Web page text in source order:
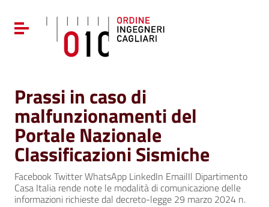
Vai al menu di navigazione
Vai al footer
Attiva / disattiva la navigazione
Prassi in caso di
malfunzionamenti del
Portale Nazionale
Classificazioni Sismiche
Facebook Twitter WhatsApp LinkedIn EmailIl Dipartimento
Casa Italia rende note le modalità di comunicazione delle
informazioni richieste dal decreto-legge 29 marzo 2024 n.